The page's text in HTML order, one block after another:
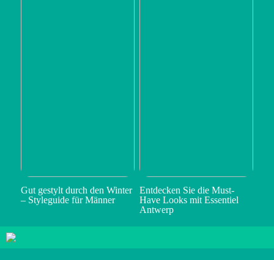
Gut gestylt durch den Winter
– Styleguide für Männer
Entdecken Sie die Must-
Have Looks mit Essentiel
Antwerp